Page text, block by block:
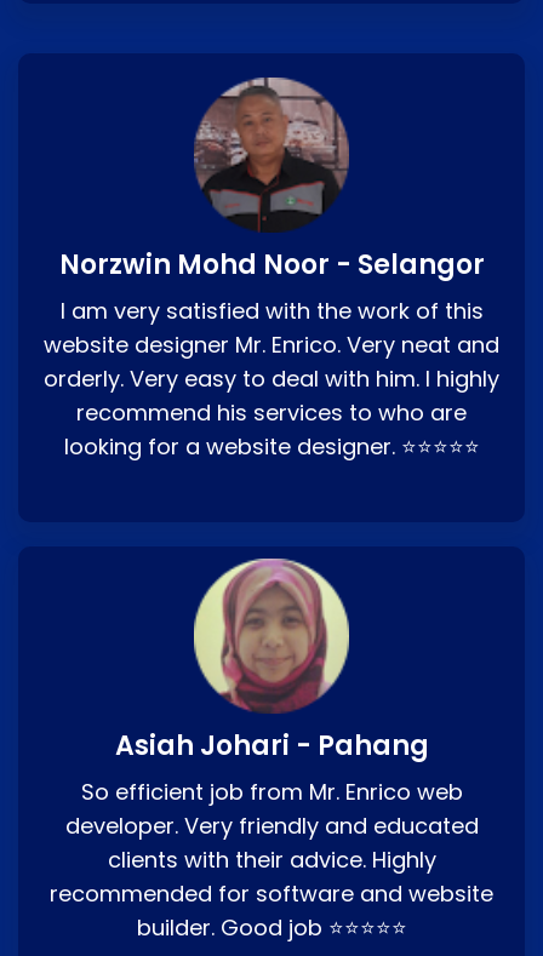
Norzwin Mohd Noor - Selangor
I am very satisfied with the work of this
website designer Mr. Enrico. Very neat and
orderly. Very easy to deal with him. I highly
recommend his services to who are
looking for a website designer. ⭐⭐⭐⭐⭐
Asiah Johari - Pahang
So efficient job from Mr. Enrico web
developer. Very friendly and educated
clients with their advice. Highly
recommended for software and website
builder. Good job ⭐⭐⭐⭐⭐